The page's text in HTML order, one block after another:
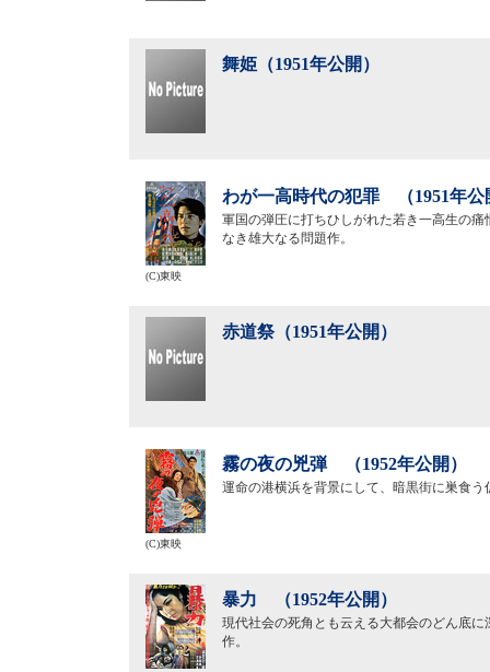
舞姫（1951年公開）
わが一高時代の犯罪 （1951年公
軍国の弾圧に打ちひしがれた若き一高生の
なき雄大なる問題作。
(C)東映
赤道祭（1951年公開）
霧の夜の兇弾 （1952年公開）
運命の港横浜を背景にして、暗黒街に巣食
(C)東映
暴力 （1952年公開）
現代社会の死角とも云える大都会のどん底
作。